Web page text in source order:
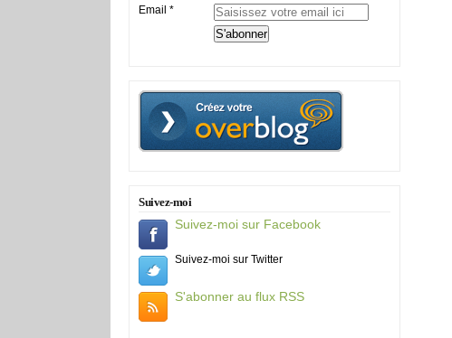
Email
Suivez-moi
Suivez-moi sur Facebook
Suivez-moi sur Twitter
S'abonner au flux RSS